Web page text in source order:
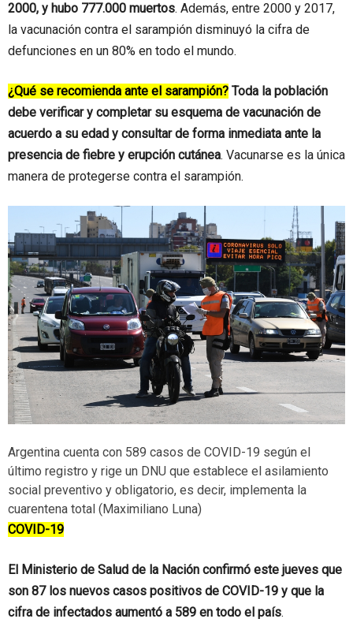
2000, y hubo 777.000 muertos. Además, entre 2000 y 2017,
la vacunación contra el sarampión disminuyó la cifra de
defunciones en un 80% en todo el mundo.
¿Qué se recomienda ante el sarampión? Toda la población
debe verificar y completar su esquema de vacunación de
acuerdo a su edad y consultar de forma inmediata ante la
presencia de fiebre y erupción cutánea. Vacunarse es la única
manera de protegerse contra el sarampión.
Argentina cuenta con 589 casos de COVID-19 según el
último registro y rige un DNU que establece el asilamiento
social preventivo y obligatorio, es decir, implementa la
cuarentena total (Maximiliano Luna)
COVID-19
El Ministerio de Salud de la Nación confirmó este jueves que
son 87 los nuevos casos positivos de COVID-19 y que la
cifra de infectados aumentó a 589 en todo el país.